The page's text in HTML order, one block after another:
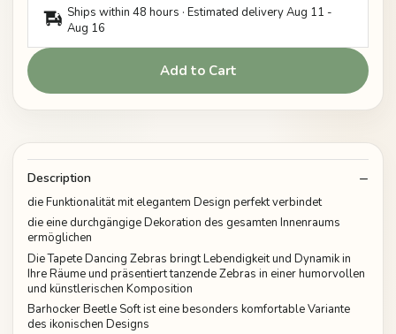
Ships within 48 hours · Estimated deliveryAug 11 -
Aug 16
Add to Cart
Description
die Funktionalität mit elegantem Design perfekt verbindet
die eine durchgängige Dekoration des gesamten Innenraums
ermöglichen
Die Tapete Dancing Zebras bringt Lebendigkeit und Dynamik in
Ihre Räume und präsentiert tanzende Zebras in einer humorvollen
und künstlerischen Komposition
Barhocker Beetle Soft ist eine besonders komfortable Variante
des ikonischen Designs